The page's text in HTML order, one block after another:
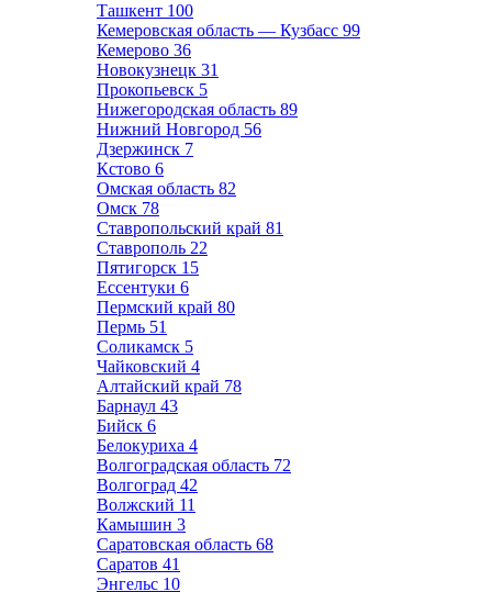
Ташкент 100
Кемеровская область — Кузбасс 99
Кемерово 36
Новокузнецк 31
Прокопьевск 5
Нижегородская область 89
Нижний Новгород 56
Дзержинск 7
Кстово 6
Омская область 82
Омск 78
Ставропольский край 81
Ставрополь 22
Пятигорск 15
Ессентуки 6
Пермский край 80
Пермь 51
Соликамск 5
Чайковский 4
Алтайский край 78
Барнаул 43
Бийск 6
Белокуриха 4
Волгоградская область 72
Волгоград 42
Волжский 11
Камышин 3
Саратовская область 68
Саратов 41
Энгельс 10